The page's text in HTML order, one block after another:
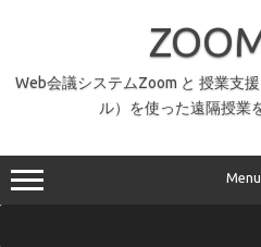
Web会議システムZoom と 授業支
ル）を使った遠隔授業
Menu